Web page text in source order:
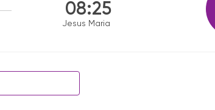
08:25
Jesus Maria